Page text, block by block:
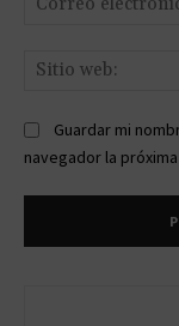
Guardar mi
navegador la